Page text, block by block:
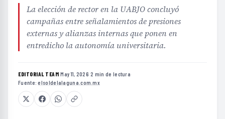
La elección de rector en la UABJO concluyó
campañas entre señalamientos de presiones
externas y alianzas internas que ponen en
entredicho la autonomía universitaria.
EDITORIAL TEAM·May 11, 2026·2 min de lectura·
Fuente:elsoldelalaguna.com.mx